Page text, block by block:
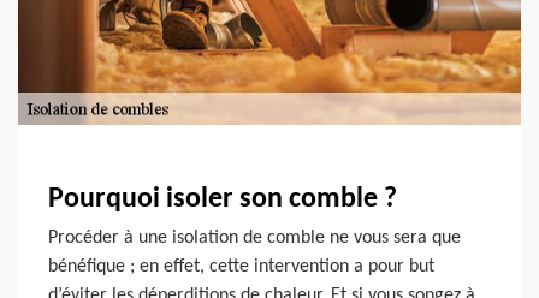
Pourquoi isoler son comble ?
Procéder à une isolation de comble ne vous sera que
bénéfique ; en effet, cette intervention a pour but